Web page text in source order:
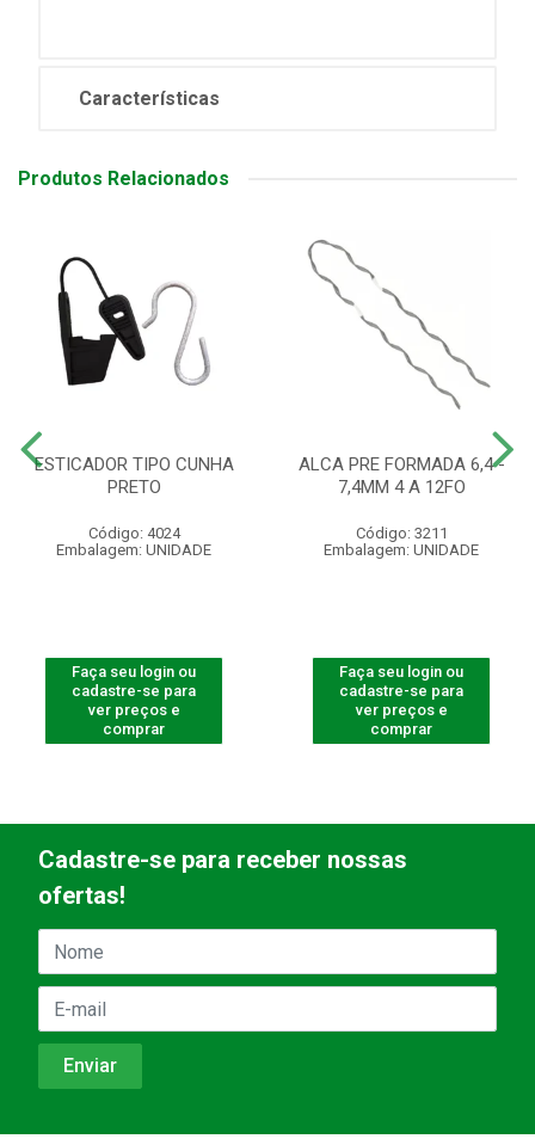
Características
Produtos Relacionados
ESTICADOR TIPO CUNHA
PRETO
Código: 4024
Embalagem: UNIDADE
Faça seu login ou
cadastre-se para
ver preços e
comprar
ALCA PRE FORMADA 6,4 -
7,4MM 4 A 12FO
Código: 3211
Embalagem: UNIDADE
Faça seu login ou
cadastre-se para
ver preços e
comprar
Cadastre-se para receber nossas
ofertas!